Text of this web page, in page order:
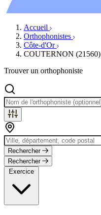
Accueil
Orthophonistes
Côte-d'Or
COUTERNON (21560)
Trouver un orthophoniste
Rechercher
Rechercher
Exercice